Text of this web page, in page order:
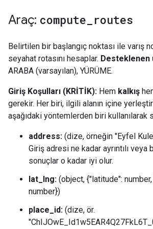
Araç: compute routes
Belirtilen bir başlangıç noktası ile varış
seyahat rotasını hesaplar. Desteklenen
ARABA (varsayılan), YÜRÜME.
Giriş Koşulları (KRİTİK): Hem kalkış
gerekir. Her biri, ilgili alanın içine
aşağıdaki yöntemlerden biri kullanılarak
address: (dize, örneğin "Eyfel
Giriş adresi ne kadar ayrıntılı
sonuçlar o kadar iyi olur.
lat_lng: (object, {"latitude":
number})
place_id: (dize, ör.